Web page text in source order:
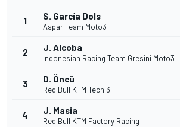
1 S. García Dols
Aspar Team Moto3
2 J. Alcoba
Indonesian Racing Team Gresini Moto3
3 D. Öncü
Red Bull KTM Tech 3
4 J. Masia
Red Bull KTM Factory Racing